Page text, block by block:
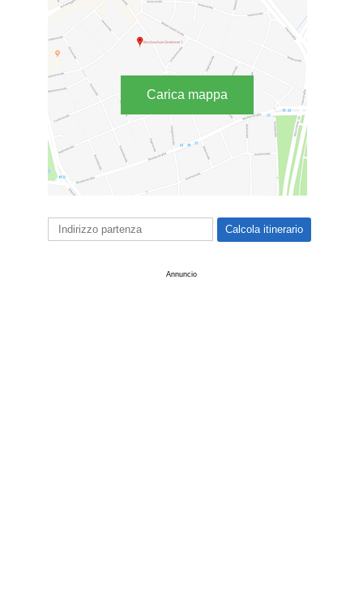
Carica mappa
Annuncio